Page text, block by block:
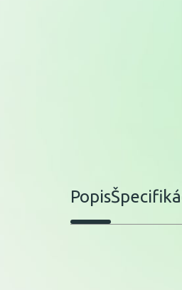
Popis